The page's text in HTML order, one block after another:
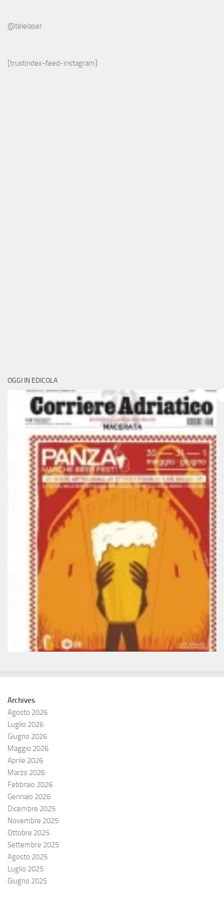
@telelaser
[trustindex-feed-instagram]
OGGI IN EDICOLA
Archives
Agosto 2026
Luglio 2026
Giugno 2026
Maggio 2026
Aprile 2026
Marzo 2026
Febbraio 2026
Gennaio 2026
Dicembre 2025
Novembre 2025
Ottobre 2025
Settembre 2025
Agosto 2025
Luglio 2025
Giugno 2025